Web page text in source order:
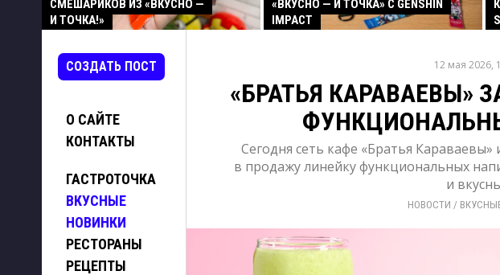
СМЕШАРИКОВ ИЗ «ВКУСНО —
И ТОЧКА!»
«ВКУСНО — И ТОЧКА» С GENSHIN
IMPACT
СОЗДАТЬ ПОСТ
О САЙТЕ
КОНТАКТЫ
ГАСТРОТОЧКА
ВКУСНЫЕ
НОВИНКИ
РЕСТОРАНЫ
РЕЦЕПТЫ
12 мая 2026,
«БРАТЬЯ КАРАВАЕВЫ»
Сегодня сеть кафе «Братья
в продажу линейку функциональных
и
НОВОСТИ /